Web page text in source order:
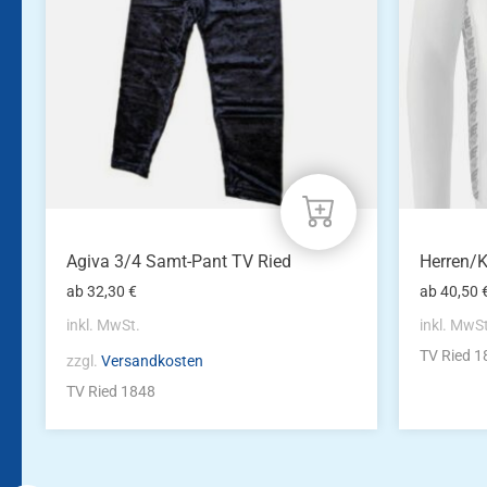
Optionen
können
Produktseite
gewählt
Agiva 3/4 Samt-Pant TV Ried
ab32,30€
inkl. MwSt.
zzgl.Versandkosten
TV Ried 1848
Optionen
können
gewählt
werden
Herren/
ab40,50
inkl.
TV Ried